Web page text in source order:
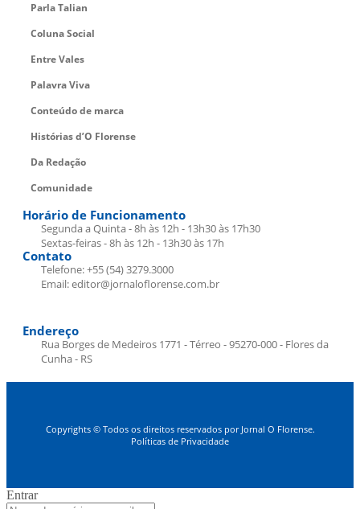
Parla Talian
Coluna Social
Entre Vales
Palavra Viva
Conteúdo de marca
Histórias d’O Florense
Da Redação
Comunidade
Horário de Funcionamento
Segunda a Quinta - 8h às 12h - 13h30 às 17h30
Sextas-feiras - 8h às 12h - 13h30 às 17h
Contato
Telefone: +55 (54) 3279.3000
Email: editor@jornaloflorense.com.br
Endereço
Rua Borges de Medeiros 1771 - Térreo - 95270-000 - Flores da
Cunha - RS
Copyrights © Todos os direitos reservados por Jornal O Florense.
Políticas de Privacidade
Entrar